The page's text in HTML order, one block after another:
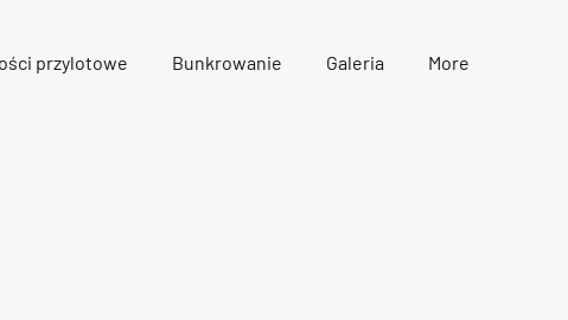
przylotowe Bunkrowanie Galeria More